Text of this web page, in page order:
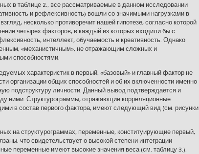
в таблице 2., все рассматриваемые в данном исследовании
и рефлексивность) вошли со значимыми нагрузками в
не­сколько противоречит нашей гипотезе, согласно которой
четырех факторов, в каждый из которых входили бы с
интеллект, обучаемость и креативность. Однако
«механистичным», не от­ражающим сложных и
способностями.
характерис­тик в первый, «базовый» и главный фактор не
организации общих способностей и об их включенности именно
подструктуру личности. Данный вывод подтверждается и
ними. Структурограммы, отражаю­щие корреляционные
в состав первого фактора, имеют следующий вид (см. рисунки
на структурограммах, переменные, конституирующие первый,
что свидетельствует о высокой степени интеграции
пере­менные имеют высокие значения веса (см. таблицу 3.).